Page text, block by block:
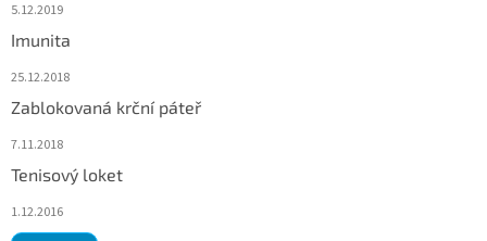
5.12.2019
Imunita
25.12.2018
Zablokovaná krční páteř
7.11.2018
Tenisový loket
1.12.2016